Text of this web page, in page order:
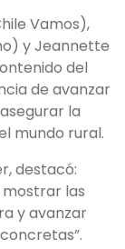
Vamos),
y Jeannette
del
de avanzar
la
mundo rural.
destacó:
mostrar las
y avanzar